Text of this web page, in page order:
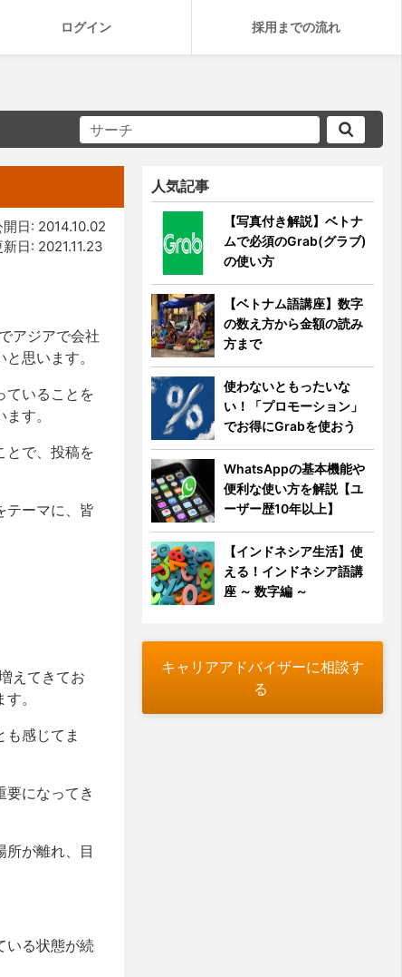
ログイン 採用までの流れ
開日: 2014.10.02
新日: 2021.11.23
アジアで会社
思います。
ていることを
す。
とで、投稿を
テーマに、皆
えてきてお
。
感じてま
要になってき
所が離れ、目
いる状態が続
人気記事
【写真付き解説】ベトナ
ムで必須のGrab(グラブ)
の使い方
【ベトナム語講座】数字
の数え方から金額の読み
方まで
使わないともったいな
い！「プロモーション」
でお得にGrabを使おう
WhatsAppの基本機能や
便利な使い方を解説【ユ
ーザー歴10年以上】
【インドネシア生活】使
える！インドネシア語講
座 ～ 数字編 ～
キャリアアドバイザーに相談す
る